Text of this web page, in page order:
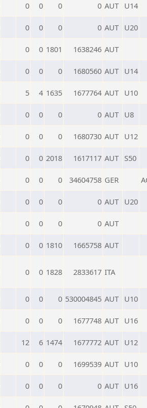
0 0 0 0 AUT U14
0 0 0 0 AUT U20
0 0 1801 1638246 AUT
0 0 0 1680560 AUT U14
5 4 1635 1677764 AUT U10
0 0 0 0 AUT U8
0 0 0 1680730 AUT U12
0 0 2018 1617117 AUT S50
0 0 0 34604758 GER
0 0 0 0 AUT U20
0 0 0 0 AUT
0 0 1810 1665758 AUT
0 0 1828 2833617 ITA
0 0 0 530004845 AUT U10
0 0 0 1677748 AUT U16
12 6 1474 1677772 AUT U12
0 0 0 1699539 AUT U10
0 0 0 0 AUT U16